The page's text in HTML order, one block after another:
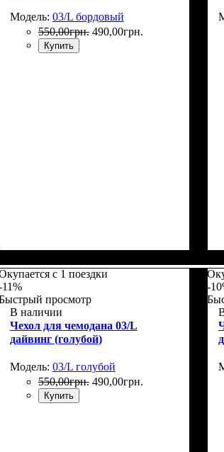
Модель: 03/L бордовый
550,00грн. 490,00грн.
Купить
Окупается с 1 поездки
-11%
Быстрый просмотр
В наличии
Чехол для чемодана 03/L
дайвинг (голубой)
Модель: 03/L голубой
550,00грн. 490,00грн.
Купить
-